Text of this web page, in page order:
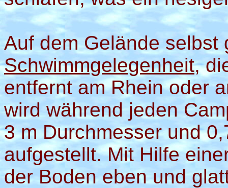
Auf dem Gelände
Schwimmgelegenheit,
entfernt am Rhein oder
wird während jeden
3 m Durchmesser und
aufgestellt. Mit Hilfe
der Boden eben und